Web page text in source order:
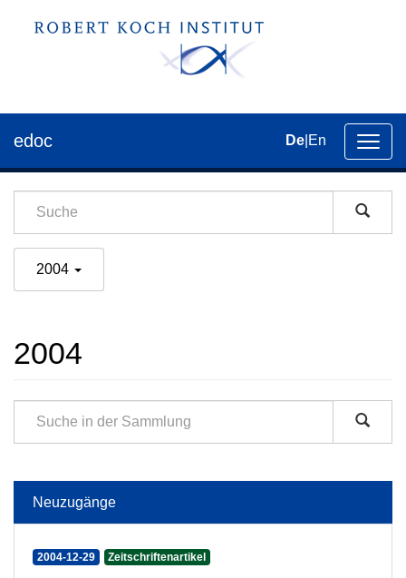
der
edoc De En
2004
2004
Neuzugänge
2004-12-29 Zeitschriftenartikel